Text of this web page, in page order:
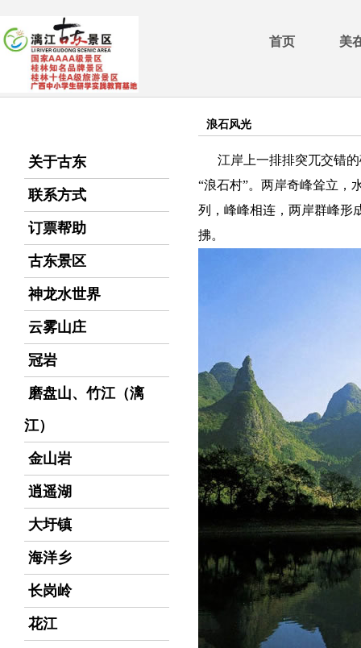
首页 美
关于古东
联系方式
订票帮助
古东景区
神龙水世界
云雾山庄
冠岩
磨盘山、竹江（漓
江）
金山岩
逍遥湖
大圩镇
海洋乡
长岗岭
花江
浪石风光
江岸上一排排突兀交错
“浪石村”。两岸奇峰耸立，
列，峰峰相连，两岸群峰形
拂。